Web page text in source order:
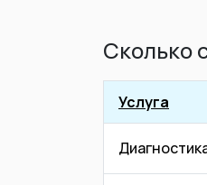
Сколько
Услуга